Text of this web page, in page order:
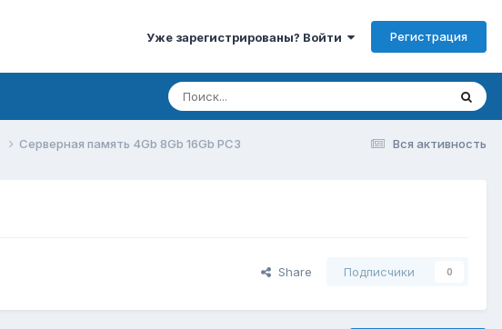
Уже зарегистрированы? Войти Регистрация
Вся активность
Cерверная память 4Gb 8Gb 16Gb PC3
Share Подписчики 0